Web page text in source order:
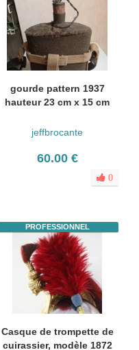
gourde pattern 1937
hauteur 23 cm x 15 cm
jeffbrocante
60.00 €
0
PROFESSIONNEL
Casque de trompette de
cuirassier, modèle 1872